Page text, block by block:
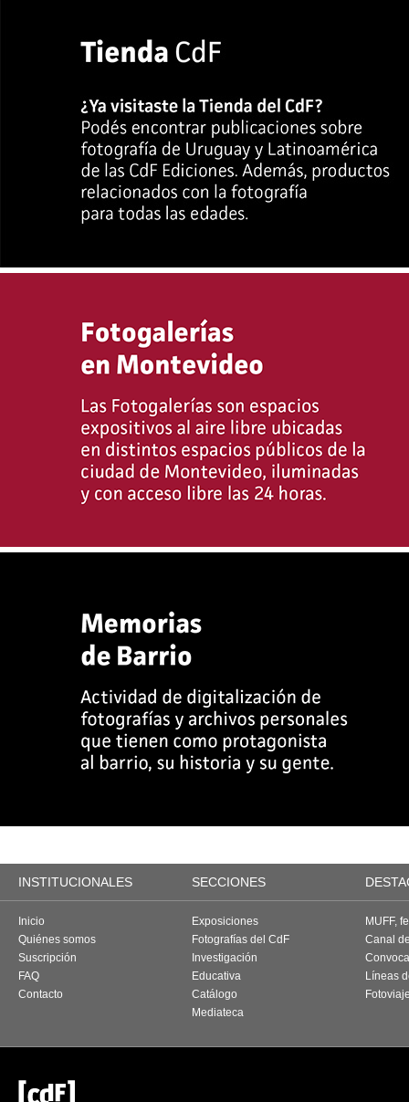
INSTITUCIONALES SECCIONES
Inicio
Quiénes somos
Suscripción
FAQ
Contacto
Exposiciones
Fotografías del CdF
Investigación
Educativa
Catálogo
Mediateca
MUFF,
Canal
Líneas